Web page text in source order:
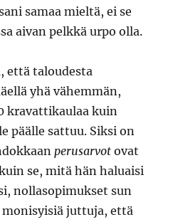
samaa mieltä, ei se
aivan pelkkä urpo olla.
että taloudesta
yhä vähemmän,
kravattikaulaa kuin
päälle sattuu. Siksi on
perusarvot ovat
se, mitä hän haluaisi
nollasopimukset sun
juttuja, että